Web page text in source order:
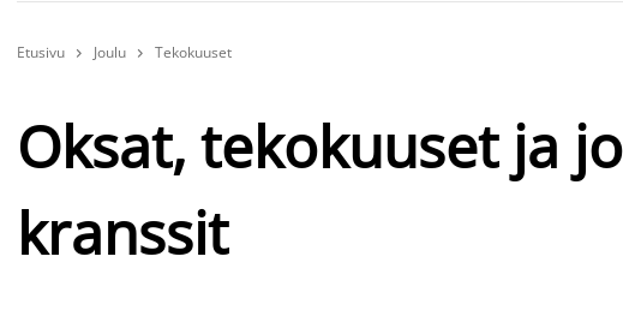
Etusivu  Joulu  Tekokuuset
Oksat, tekokuuset ja
kranssit